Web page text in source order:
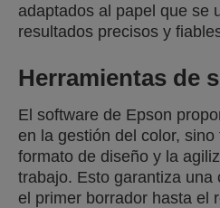
adaptados al papel que se
resultados precisos y
Herramientas de
El software de Epson
en la gestión del color, sino
formato de diseño y la
trabajo. Esto garantiza una
el primer borrador hasta el